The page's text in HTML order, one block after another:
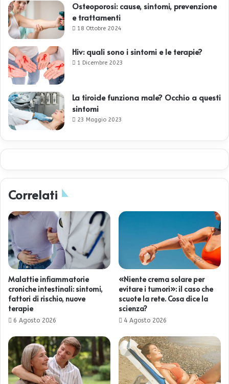
Osteoporosi: cause, sintomi, prevenzione
e trattamenti
18 Ottobre 2024
Hiv: quali sono i sintomi e le terapie?
1 Dicembre 2023
La tiroide funziona male? Occhio a questi
sintomi
23 Maggio 2023
Correlati
Malattie infiammatorie
croniche intestinali: sintomi,
fattori di rischio, nuove
terapie
6 Agosto 2026
«Niente crema solare per
evitare i tumori»: il caso che
scuote la rete. Cosa dice la
scienza?
4 Agosto 2026